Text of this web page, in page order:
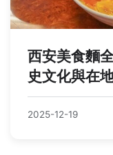
西安美食麵
史文化與在
2025-12-19